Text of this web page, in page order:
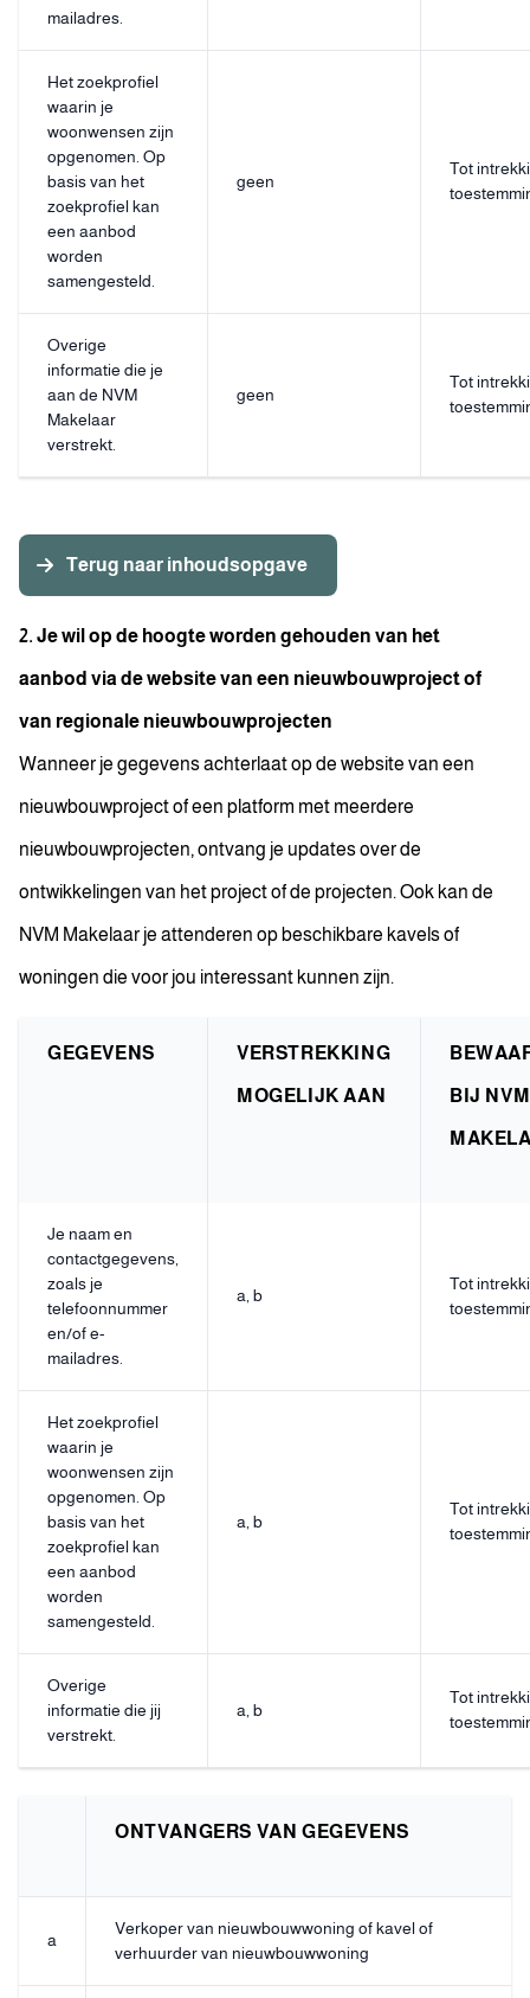
mailadres.
Het zoekprofiel
waarin je
woonwensen zijn
opgenomen. Op
basis van het
zoekprofiel kan
een aanbod
worden
samengesteld.
geen
Tot
Overige
informatie die je
aan de NVM
Makelaar
verstrekt.
geen
Tot
Terug naar inhoudsopgave
2. Je wil op de hoogte worden gehouden van het
aanbod via de website van een nieuwbouwproject of
van regionale nieuwbouwprojecten
Wanneer je gegevens achterlaat op de website van een
nieuwbouwproject of een platform met meerdere
nieuwbouwprojecten, ontvang je updates over de
ontwikkelingen van het project of de projecten. Ook kan de
NVM Makelaar je attenderen op beschikbare kavels of
woningen die voor jou interessant kunnen zijn.
GEGEVENS VERSTREKKING
MOGELIJK AAN BIJ NVM
Je naam en
contactgegevens,
zoals je
telefoonnummer
en/of e-
mailadres.
a, b
Tot
Het zoekprofiel
waarin je
woonwensen zijn
opgenomen. Op
basis van het
zoekprofiel kan
een aanbod
worden
samengesteld.
a, b
Tot
Overige
informatie die jij
verstrekt.
a, b
Tot
ONTVANGERS VAN GEGEVENS
a
Verkoper van nieuwbouwwoning of kavel of
verhuurder van nieuwbouwwoning